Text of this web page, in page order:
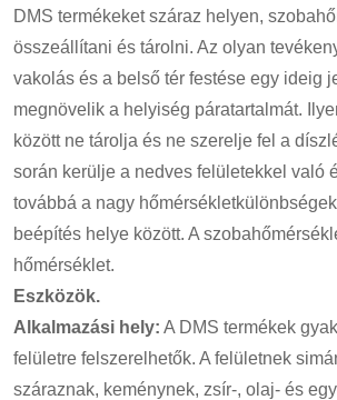
DMS termékeket száraz helyen,
összeállítani és tárolni. Az olyan
vakolás és a belső tér festése egy ideig
megnövelik a helyiség páratartalmát.
között ne tárolja és ne szerelje fel a
során kerülje a nedves felületekkel való
továbbá a nagy
beépítés helye között. A
hőmérséklet.
Eszközök.
Alkalmazási hely: A DMS termékek
felületre felszerelhetők. A felületnek
száraznak, keménynek, zsír-, olaj- és